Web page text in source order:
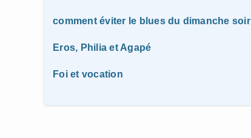
comment éviter le blues du dimanche soir
Eros, Philia et Agapé
Foi et vocation